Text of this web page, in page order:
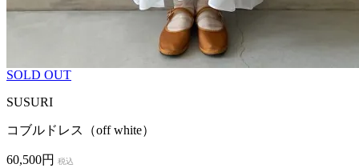
SOLD OUT
SUSURI
コブルドレス（off white）
60,500円 税込